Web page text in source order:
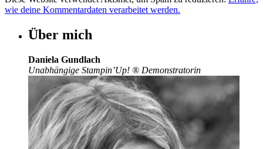
wie deine Kommentardaten verarbeitet werden.
Über mich
Daniela Gundlach
Unabhängige Stampin’Up! ® Demonstratorin